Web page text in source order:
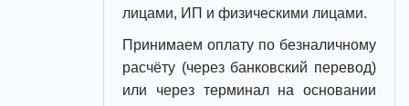
лицами, ИП и физическими лицами.
Принимаем оплату по безналичному
расчёту (через банковский перевод)
или через терминал на основании